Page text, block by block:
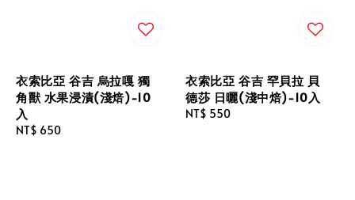
衣索比亞 谷吉 烏拉嘎 獨
角獸 水果浸漬(淺焙)-10
入
Regular
NT$ 650
衣索比亞 谷吉 罕貝拉 貝
德莎 日曬(淺中焙)-10入
Regular
NT$ 550